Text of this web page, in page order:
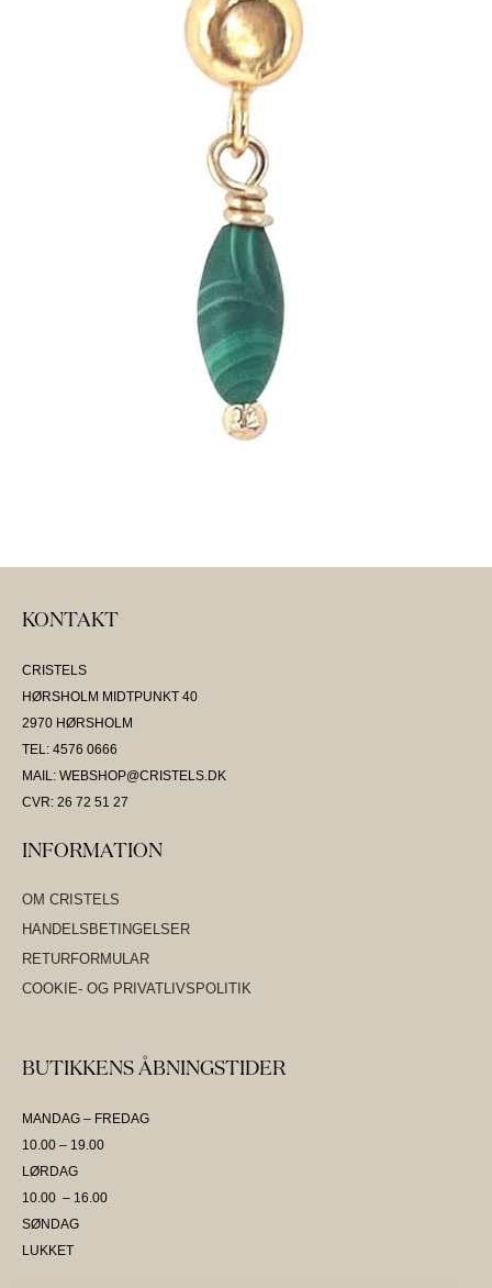
KONTAKT
CRISTELS
HØRSHOLM MIDTPUNKT 40
2970 HØRSHOLM
TEL: 4576 0666
MAIL: WEBSHOP@CRISTELS.DK
CVR: 26 72 51 27
INFORMATION
OM CRISTELS
HANDELSBETINGELSER
RETURFORMULAR
COOKIE- OG PRIVATLIVSPOLITIK
BUTIKKENS ÅBNINGSTIDER
MANDAG – FREDAG
10.00 – 19.00
LØRDAG
10.00 – 16.00
SØNDAG
LUKKET